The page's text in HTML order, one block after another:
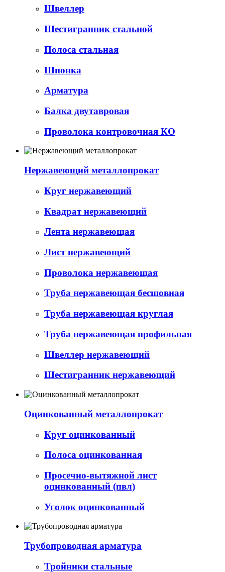
Швеллер
Шестигранник стальной
Полоса стальная
Шпонка
Арматура
Балка двутавровая
Проволока контровочная КО
Нержавеющий металлопрокат
Круг нержавеющий
Квадрат нержавеющий
Лента нержавеющая
Лист нержавеющий
Проволока нержавеющая
Труба нержавеющая бесшовная
Труба нержавеющая круглая
Труба нержавеющая профильная
Швеллер нержавеющий
Шестигранник нержавеющий
Оцинкованный металлопрокат
Круг оцинкованный
Полоса оцинкованная
Просечно-вытяжной лист
оцинкованный (пвл)
Уголок оцинкованный
Трубопроводная арматура
Тройники стальные